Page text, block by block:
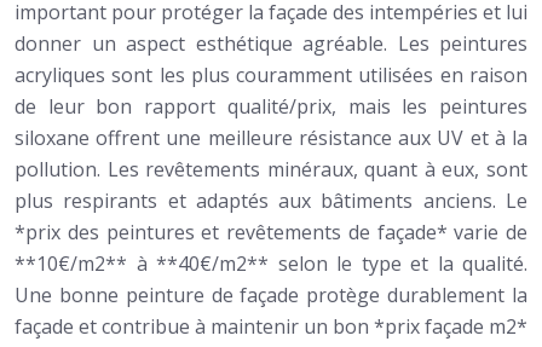
important pour protéger la façade des intempéries et lui
donner un aspect esthétique agréable. Les peintures
acryliques sont les plus couramment utilisées en raison
de leur bon rapport qualité/prix, mais les peintures
siloxane offrent une meilleure résistance aux UV et à la
pollution. Les revêtements minéraux, quant à eux, sont
plus respirants et adaptés aux bâtiments anciens. Le
*prix des peintures et revêtements de façade* varie de
**10€/m2** à **40€/m2** selon le type et la qualité.
Une bonne peinture de façade protège durablement la
façade et contribue à maintenir un bon *prix façade m2*